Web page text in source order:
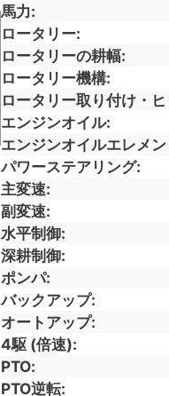
馬力
ロータリー
ロータリーの耕幅
ロータリー機構
ロータリー取り付け・
エンジンオイル
エンジンオイルエレメン
パワーステアリング
主変速
副変速
水平制御
深耕制御
ポンパ
バックアップ
オートアップ
4駆 (倍速)
PTO
PTO逆転